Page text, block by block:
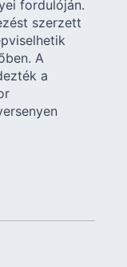
fordulóján.
szerzett
A
a